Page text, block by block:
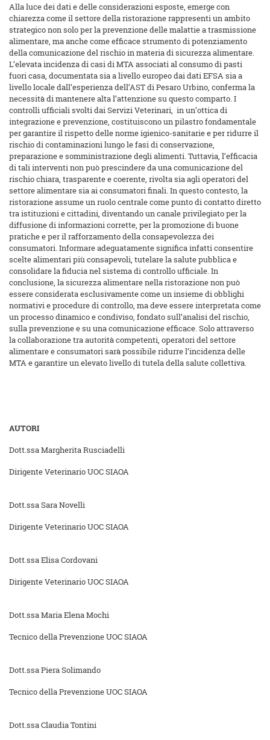
Alla luce dei dati e delle considerazioni esposte, emerge con
chiarezza come il settore della ristorazione rappresenti un ambito
strategico non solo per la prevenzione delle malattie a trasmissione
alimentare, ma anche come efficace strumento di potenziamento
della comunicazione del rischio in materia di sicurezza alimentare.
L’elevata incidenza di casi di MTA associati al consumo di pasti
fuori casa, documentata sia a livello europeo dai dati EFSA sia a
livello locale dall’esperienza dell’AST di Pesaro Urbino, conferma la
necessità di mantenere alta l’attenzione su questo comparto. I
controlli ufficiali svolti dai Servizi Veterinari, in un’ottica di
integrazione e prevenzione, costituiscono un pilastro fondamentale
per garantire il rispetto delle norme igienico-sanitarie e per ridurre il
rischio di contaminazioni lungo le fasi di conservazione,
preparazione e somministrazione degli alimenti. Tuttavia, l’efficacia
di tali interventi non può prescindere da una comunicazione del
rischio chiara, trasparente e coerente, rivolta sia agli operatori del
settore alimentare sia ai consumatori finali. In questo contesto, la
ristorazione assume un ruolo centrale come punto di contatto diretto
tra istituzioni e cittadini, diventando un canale privilegiato per la
diffusione di informazioni corrette, per la promozione di buone
pratiche e per il rafforzamento della consapevolezza dei
consumatori. Informare adeguatamente significa infatti consentire
scelte alimentari più consapevoli, tutelare la salute pubblica e
consolidare la fiducia nel sistema di controllo ufficiale. In
conclusione, la sicurezza alimentare nella ristorazione non può
essere considerata esclusivamente come un insieme di obblighi
normativi e procedure di controllo, ma deve essere interpretata come
un processo dinamico e condiviso, fondato sull’analisi del rischio,
sulla prevenzione e su una comunicazione efficace. Solo attraverso
la collaborazione tra autorità competenti, operatori del settore
alimentare e consumatori sarà possibile ridurre l’incidenza delle
MTA e garantire un elevato livello di tutela della salute collettiva.
AUTORI
Dott.ssa Margherita Rusciadelli
Dirigente Veterinario UOC SIAOA
Dott.ssa Sara Novelli
Dirigente Veterinario UOC SIAOA
Dott.ssa Elisa Cordovani
Dirigente Veterinario UOC SIAOA
Dott.ssa Maria Elena Mochi
Tecnico della Prevenzione UOC SIAOA
Dott.ssa Piera Solimando
Tecnico della Prevenzione UOC SIAOA
Dott.ssa Claudia Tontini